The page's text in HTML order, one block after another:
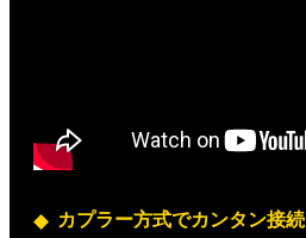
カプラー方式でカンタン接続